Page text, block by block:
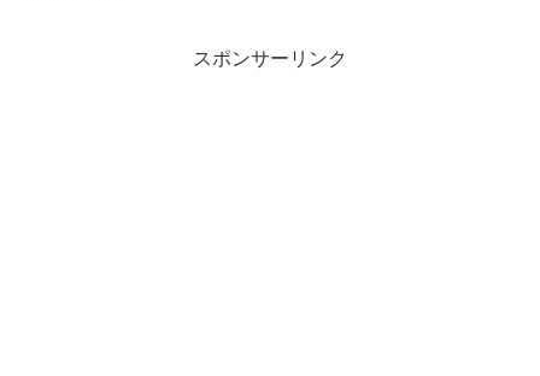
スポンサーリンク